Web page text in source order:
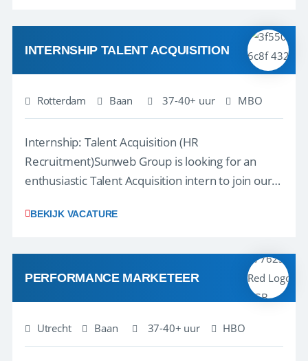
klantgerichte collega voor een unieke functie ...
INTERNSHIP TALENT ACQUISITION
Rotterdam Baan 37-40+ uur MBO
Internship: Talent Acquisition (HR
Recruitment)Sunweb Group is looking for an
enthusiastic Talent Acquisition intern to join our
work-along internship, where you become part
thesis assignment. If you’re excited about H...
BEKIJK VACATURE
PERFORMANCE MARKETEER
Utrecht Baan 37-40+ uur HBO